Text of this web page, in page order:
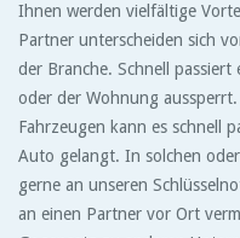
Ihnen werden vielfältige
Partner unterscheiden sich
der Branche. Schnell passiert
oder der Wohnung
Fahrzeugen kann es schnell
Auto gelangt. In solchen
gerne an unseren
an einen Partner vor Ort